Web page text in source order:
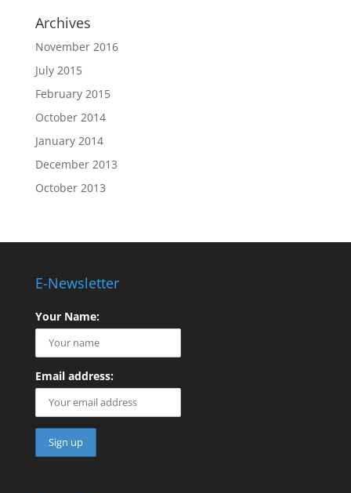
Archives
November 2016
July 2015
February 2015
October 2014
January 2014
December 2013
October 2013
E-Newsletter
Your Name:
Email address: